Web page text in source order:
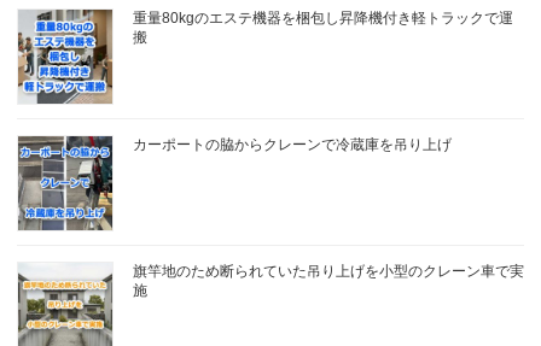
重量80kgのエステ機器を梱包し昇降機付き軽トラックで運
搬
カーポートの脇からクレーンで冷蔵庫を吊り上げ
旗竿地のため断られていた吊り上げを小型のクレーン車で実
施